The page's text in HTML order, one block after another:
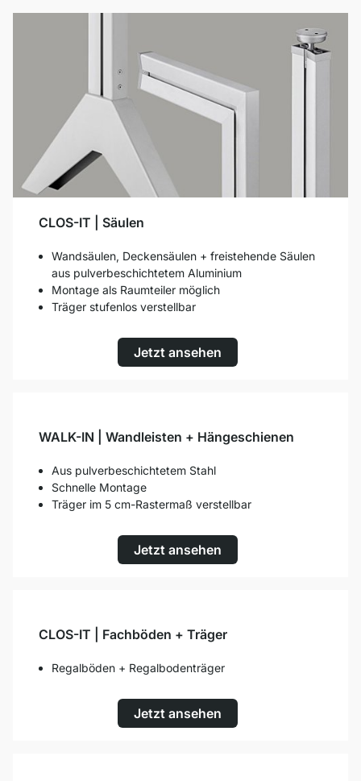
CLOS-IT | Säulen
Wandsäulen, Deckensäulen + freistehende Säulen
aus pulverbeschichtetem Aluminium
Montage als Raumteiler möglich
Träger stufenlos verstellbar
Jetzt ansehen
WALK-IN | Wandleisten + Hängeschienen
Aus pulverbeschichtetem Stahl
Schnelle Montage
Träger im 5 cm-Rastermaß verstellbar
Jetzt ansehen
CLOS-IT | Fachböden + Träger
Regalböden + Regalbodenträger
Jetzt ansehen